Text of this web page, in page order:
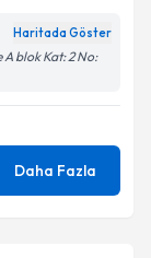
Haritada Göster
blok Kat: 2 No:
Daha Fazla